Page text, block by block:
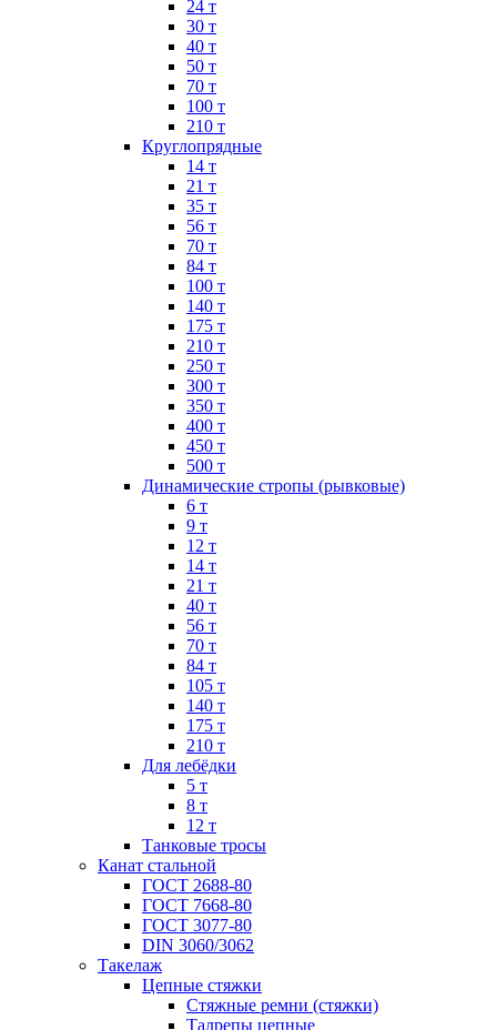
24 т
30 т
40 т
50 т
70 т
100 т
210 т
Круглопрядные
14 т
21 т
35 т
56 т
70 т
84 т
100 т
140 т
175 т
210 т
250 т
300 т
350 т
400 т
450 т
500 т
Динамические стропы (рывковые)
6 т
9 т
12 т
14 т
21 т
40 т
56 т
70 т
84 т
105 т
140 т
175 т
210 т
Для лебёдки
5 т
8 т
12 т
Танковые тросы
Канат стальной
ГОСТ 2688-80
ГОСТ 7668-80
ГОСТ 3077-80
DIN 3060/3062
Такелаж
Цепные стяжки
Стяжные ремни (стяжки)
Талрепы цепные